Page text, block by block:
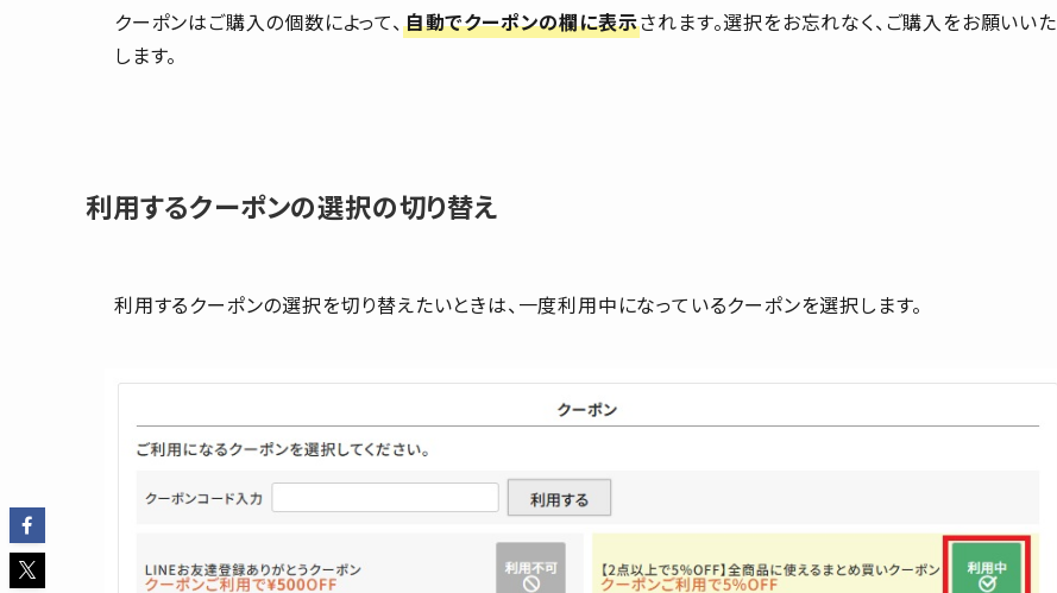
クーポンはご購入の個数によって、 自動でクーポンの欄に表示されます。選択をお忘れなく、ご購入をお願いいた
します。
利用するクーポンの選択の切り替え
利用するクーポンの選択を切り替えたいときは、一度利用中になっているクーポンを選択します。